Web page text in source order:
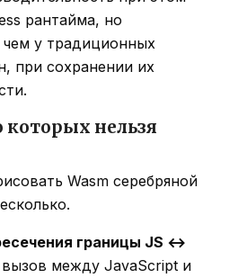
рантайма, но
чем у традиционных
при сохранении их
которых нельзя
Wasm серебряной
границы JS ↔
между JavaScript и